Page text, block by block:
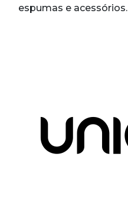
espumas e acessórios.